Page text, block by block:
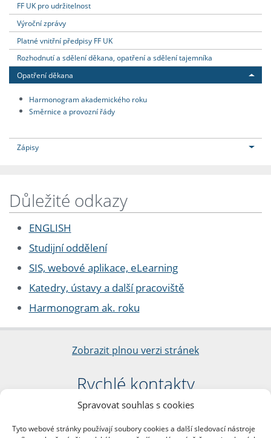
Spravovat souhlas s cookies
Tyto webové stránky používají soubory cookies a další sledovací nástroje
FF UK pro udržitelnost
Výroční zprávy
Platné vnitřní předpisy FF UK
Rozhodnutí a sdělení děkana, opatření a sdělení tajemníka
Opatření děkana
Harmonogram akademického roku
Směrnice a provozní řády
Zápisy
Důležité odkazy
ENGLISH
Studijní oddělení
SIS, webové aplikace, eLearning
Katedry, ústavy a další pracoviště
Harmonogram ak. roku
Zobrazit plnou verzi stránek
Rychlé kontakty
Filozofická fakulta
nám. Jana Palacha 1/2